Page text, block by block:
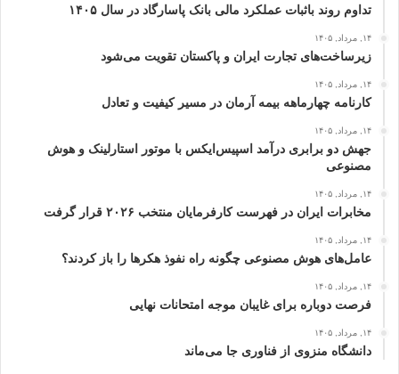
تداوم روند باثبات عملکرد مالی بانک پاسارگاد در سال ۱۴۰۵
۱۴, مرداد, ۱۴۰۵
زیرساخت‌های تجارت ایران و پاکستان تقویت می‌شود
۱۴, مرداد, ۱۴۰۵
کارنامه چهارماهه بیمه آرمان در مسیر کیفیت و تعادل
۱۴, مرداد, ۱۴۰۵
جهش دو برابری درآمد اسپیس‌ایکس با موتور استارلینک و هوش
مصنوعی
۱۴, مرداد, ۱۴۰۵
مخابرات ایران در فهرست کارفرمایان منتخب ۲۰۲۶ قرار گرفت
۱۴, مرداد, ۱۴۰۵
عامل‌های هوش مصنوعی چگونه راه نفوذ هکرها را باز کردند؟
۱۴, مرداد, ۱۴۰۵
فرصت دوباره برای غایبان موجه امتحانات نهایی
۱۴, مرداد, ۱۴۰۵
دانشگاه منزوی از فناوری جا می‌ماند